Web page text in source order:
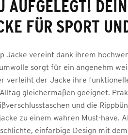
AUFGELEGT!
FÜR SPORT
Jacke vereint dank ihrem
sorgt für ein angenehm
verleiht der Jacke ihre
gleichermaßen geeignet.
und die
zu einem wahren Must-have.
einfarbige Design mit